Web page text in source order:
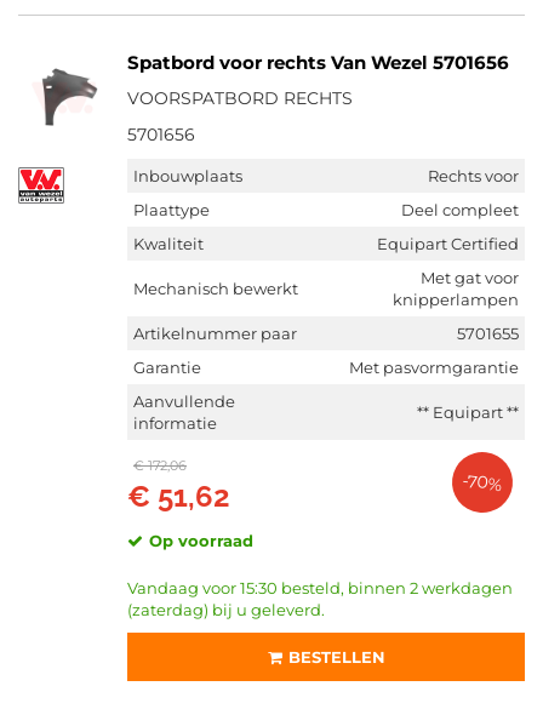
Spatbord voor rechts Van Wezel 5701656
VOORSPATBORD RECHTS
5701656
Inbouwplaats
Rechts voor
Plaattype
Deel compleet
Kwaliteit
Equipart Certified
Mechanisch bewerkt
Met gat voor
knipperlampen
Artikelnummer paar
5701655
Garantie
Met pasvormgarantie
Aanvullende
informatie
** Equipart **
€ 172,06
€ 51,62 -70%
Op voorraad
Vandaag voor 15:30 besteld, binnen 2 werkdagen
(zaterdag) bij u geleverd.
BESTELLEN